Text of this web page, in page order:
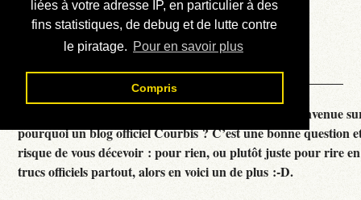
liées à votre adresse IP, en particulier à des
fins statistiques, de debug et de lutte contre
le piratage. Pour en savoir plus
Compris
Téléchargement
Contact
Courbis, « LE » Blog Officiel - je vous souhaite la bienvenue
pourquoi un blog officiel Courbis ? C’est une bonne question
risque de vous décevoir : pour rien, ou plutôt juste pour rire
trucs officiels partout, alors en voici un de plus :-D.